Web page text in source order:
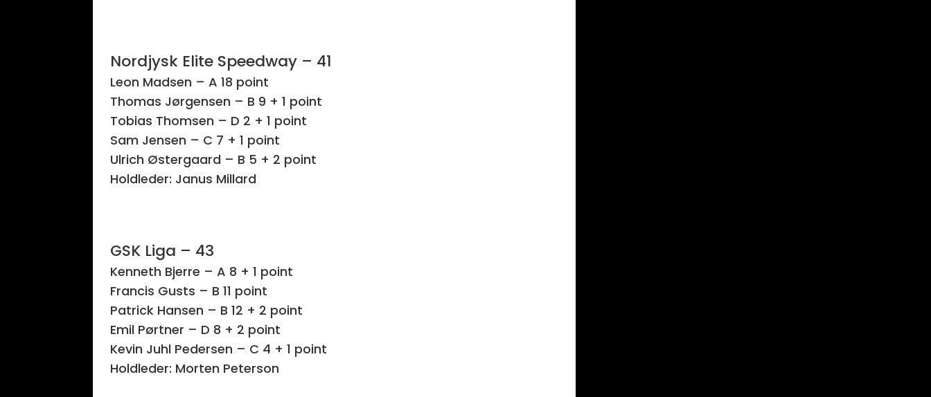
Nordjysk Elite Speedway – 41
Leon Madsen – A 18 point
Thomas Jørgensen – B 9 + 1 point
Tobias Thomsen – D 2 + 1 point
Sam Jensen – C 7 + 1 point
Ulrich Østergaard – B 5 + 2 point
Holdleder: Janus Millard
GSK Liga – 43
Kenneth Bjerre – A 8 + 1 point
Francis Gusts – B 11 point
Patrick Hansen – B 12 + 2 point
Emil Pørtner – D 8 + 2 point
Kevin Juhl Pedersen – C 4 + 1 point
Holdleder: Morten Peterson